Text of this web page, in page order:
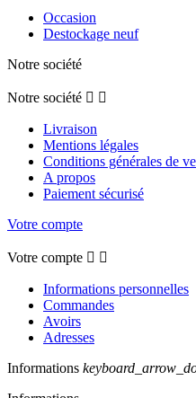
Occasion
Destockage neuf
Notre société
Notre société  
Livraison
Mentions légales
Conditions générales de
A propos
Paiement sécurisé
Votre compte
Votre compte  
Informations personnelles
Commandes
Avoirs
Adresses
Informations